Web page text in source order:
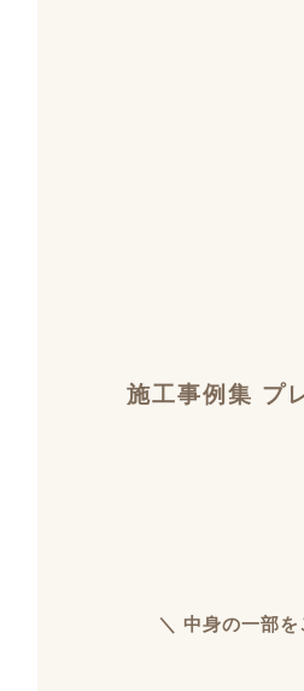
施工事例集 プ
＼ 中身の一部を